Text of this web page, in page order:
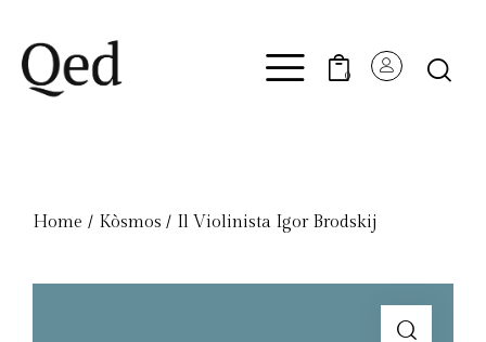
0
Home Kòsmos​ Il Violinista Igor Brodskij